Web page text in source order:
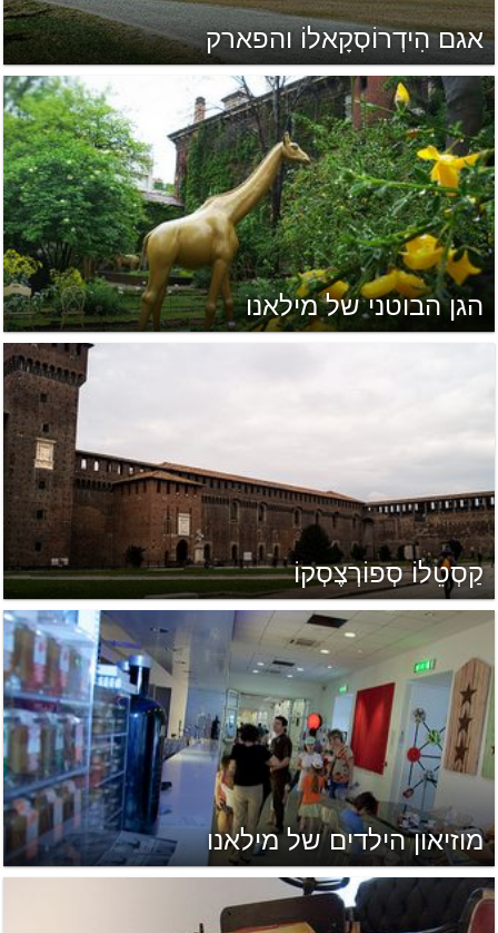
אגם הִידְרוֹסְקָאלוֹ והפארק
הגן הבוטני של מילאנו
קַסְטֵלוֹ סְפוֹרְצֶסְקוֹ
מוזיאון הילדים של מילאנו